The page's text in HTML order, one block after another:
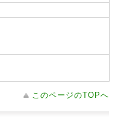
このページのTOPへ